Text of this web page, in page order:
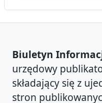
Biuletyn
urzędowy
składający się z
stron